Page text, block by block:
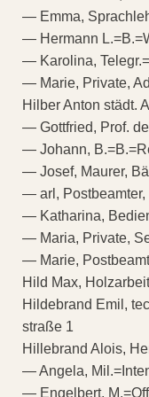
— Emma,
— Hermann
— Karolina,
— Marie, Private,
Hilber Anton städt.
— Gottfried, Prof.
— Johann,
— Josef, Maurer,
— arl,
— Katharina,
— Maria, Private,
— Marie,
Hild Max,
Hildebrand Emil,
straße 1
Hillebrand Alois,
— Angela,
— Engelbert,